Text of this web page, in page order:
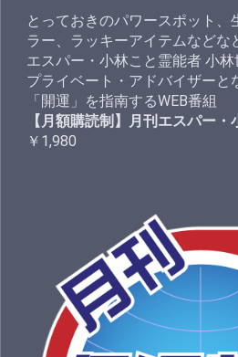
とっておきのパワースポット、
ラー、ラッキーアイテムなどな
エスパー・小林こと霊能者 小
プライベート・アドバイザーと
「開運」を指南するWEB番組
【月額購読制】月刊エスパー・
￥1,980